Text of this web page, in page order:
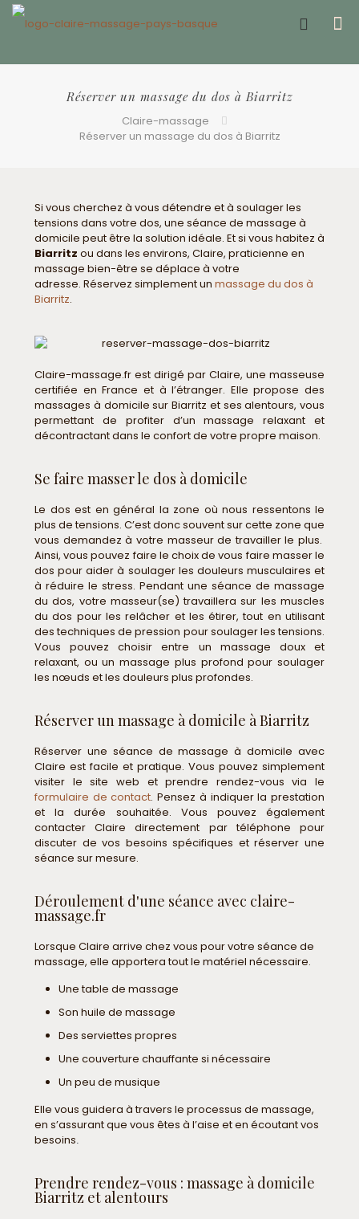
Réserver un massage du dos à Biarritz
Claire-massage
Réserver un massage du dos à Biarritz
Si vous cherchez à vous détendre et à soulager les
tensions dans votre dos, une séance de massage à
domicile peut être la solution idéale. Et si vous habitez à
Biarritz ou dans les environs, Claire, praticienne en
massage bien-être se déplace à votre
adresse. Réservez simplement un massage du dos à
Biarritz.
Claire-massage.fr est dirigé par Claire, une masseuse
certifiée en France et à l’étranger. Elle propose des
massages à domicile sur Biarritz et ses alentours, vous
permettant de profiter d’un massage relaxant et
décontractant dans le confort de votre propre maison.
Se faire masser le dos à domicile
Le dos est en général la zone où nous ressentons le
plus de tensions. C’est donc souvent sur cette zone que
vous demandez à votre masseur de travailler le plus.
Ainsi, vous pouvez faire le choix de vous faire masser le
dos pour aider à soulager les douleurs musculaires et
à réduire le stress. Pendant une séance de massage
du dos, votre masseur(se) travaillera sur les muscles
du dos pour les relâcher et les étirer, tout en utilisant
des techniques de pression pour soulager les tensions.
Vous pouvez choisir entre un massage doux et
relaxant, ou un massage plus profond pour soulager
les nœuds et les douleurs plus profondes.
Réserver un massage à domicile à Biarritz
Réserver une séance de massage à domicile avec
Claire est facile et pratique. Vous pouvez simplement
visiter le site web et prendre rendez-vous via le
formulaire de contact. Pensez à indiquer la prestation
et la durée souhaitée. Vous pouvez également
contacter Claire directement par téléphone pour
discuter de vos besoins spécifiques et réserver une
séance sur mesure.
Déroulement d'une séance avec claire-
massage.fr
Lorsque Claire arrive chez vous pour votre séance de
massage, elle apportera tout le matériel nécessaire.
Une table de massage
Son huile de massage
Des serviettes propres
Une couverture chauffante si nécessaire
Un peu de musique
Elle vous guidera à travers le processus de massage,
en s’assurant que vous êtes à l’aise et en écoutant vos
besoins
Prendre rendez-vous : massage à domicile
Biarritz et alentours
Offrir un bon cadeau ❤️